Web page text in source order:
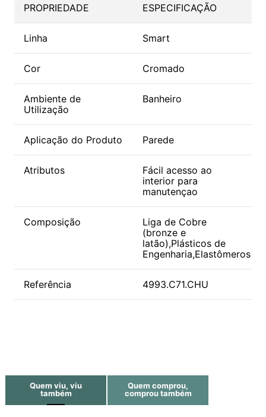
PROPRIEDADE ESPECIFICAÇÃO
Linha Smart
Cor Cromado
Ambiente de
Utilização
Banheiro
Aplicação do Produto Parede
Atributos
Fácil acesso ao
interior para
manutençao
Composição
Liga de Cobre
(bronze e
latão),Plásticos de
Engenharia,Elastômeros
Referência 4993.C71.CHU
Quem viu, viu
também
Quem comprou,
comprou também